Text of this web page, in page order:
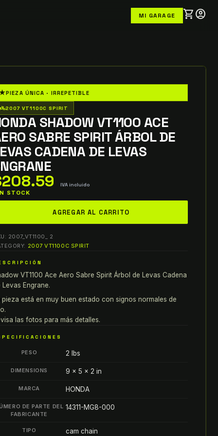
MI GARAGE shopping_cartaccount_circle
PIEZA ÚNICA · IRREPETIBLE
2007 VT1100C SPIRIT
SHADOW VT1100 ACE
SABRE SPIRIT ÁRBOL DE
CADENA DE LEVAS
208.59 IVA incluido
STOCK
AGREGAR AL CARRITO
2007_VT1100_ 2
2007 VT1100C SPIRIT
VT1100 Ace Aero Sabre Spirit Árbol de Levas Cadena
Levas Engrane.
pieza está en muy buen estado con signos normales de
las fotos para más detalles.
PESO 2 lbs
DIMENSIONS 9 × 5 × 2 in
MARCA HONDA
DE PARTE DEL
FABRICANTE
14311-MG8-000
TIPO cam chain